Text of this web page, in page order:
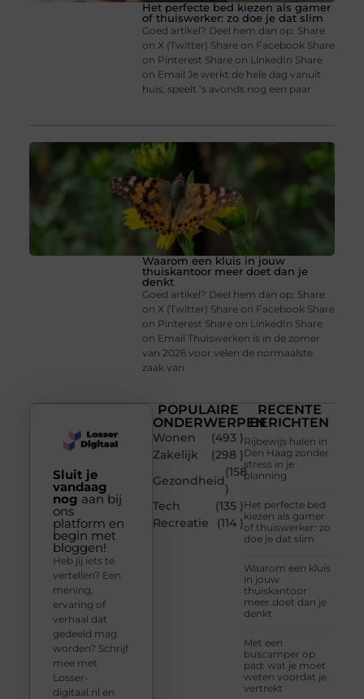
Het perfecte bed kiezen als gamer
of thuiswerker: zo doe je dat slim
Goed artikel? Deel hem dan op: Share
on X (Twitter) Share on Facebook Share
on Pinterest Share on LinkedIn Share
on Email Je werkt de hele dag vanuit
huis, speelt ’s avonds nog een paar
Waarom een kluis in jouw
thuiskantoor meer doet dan je
denkt
Goed artikel? Deel hem dan op: Share
on X (Twitter) Share on Facebook Share
on Pinterest Share on LinkedIn Share
on Email Thuiswerken is in de zomer
van 2026 voor velen de normaalste
zaak van
POPULAIRE
ONDERWERPEN
Wonen
(493 )
Zakelijk
(298 )
Gezondheid
(158
)
Tech
(135 )
Recreatie
(114 )
RECENTE
BERICHTEN
Rijbewijs halen in
Den Haag zonder
stress in je
planning
Het perfecte bed
kiezen als gamer
of thuiswerker: zo
doe je dat slim
Waarom een kluis
in jouw
thuiskantoor
meer doet dan je
denkt
Met een
buscamper op
pad: wat je moet
weten voordat je
vertrekt
Sluit je
vandaag
nog aan bij
ons
platform en
begin met
bloggen!
Heb jij iets te
vertellen? Een
mening,
ervaring of
verhaal dat
gedeeld mag
worden? Schrijf
mee met
Losser-
digitaal.nl en